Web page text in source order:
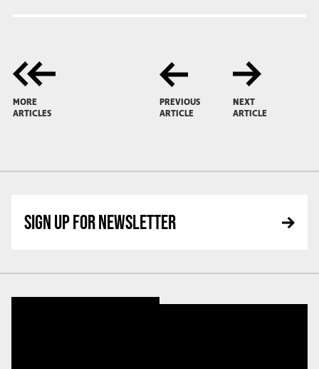
MORE
ARTICLES
PREVIOUS
ARTICLE
NEXT
ARTICLE
SIGN UP FOR NEWSLETTER